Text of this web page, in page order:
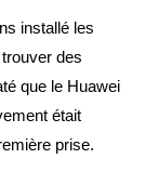
installé les
des
que le Huawei
était
prise.